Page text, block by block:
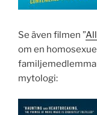
Se även filmen ”
om en
mytologi: